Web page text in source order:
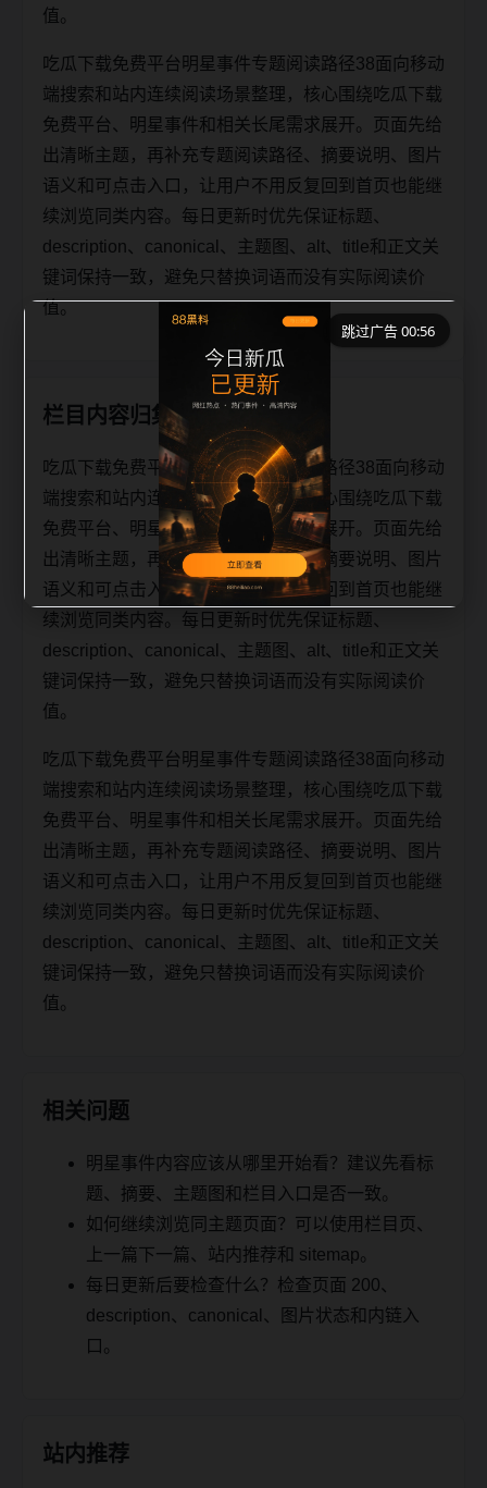
值。
吃瓜下载免费平台明星事件专题阅读路径38面向移动
端搜索和站内连续阅读场景整理，核心围绕吃瓜下载
免费平台、明星事件和相关长尾需求展开。页面先给
出清晰主题，再补充专题阅读路径、摘要说明、图片
语义和可点击入口，让用户不用反复回到首页也能继
续浏览同类内容。每日更新时优先保证标题、
description、canonical、主题图、alt、title和正文关
键词保持一致，避免只替换词语而没有实际阅读价
值。
栏目内容归集
吃瓜下载免费平台明星事件专题阅读路径38面向移动
端搜索和站内连续阅读场景整理，核心围绕吃瓜下载
免费平台、明星事件和相关长尾需求展开。页面先给
出清晰主题，再补充专题阅读路径、摘要说明、图片
语义和可点击入口，让用户不用反复回到首页也能继
续浏览同类内容。每日更新时优先保证标题、
description、canonical、主题图、alt、title和正文关
键词保持一致，避免只替换词语而没有实际阅读价
值。
吃瓜下载免费平台明星事件专题阅读路径38面向移动
端搜索和站内连续阅读场景整理，核心围绕吃瓜下载
免费平台、明星事件和相关长尾需求展开。页面先给
出清晰主题，再补充专题阅读路径、摘要说明、图片
语义和可点击入口，让用户不用反复回到首页也能继
续浏览同类内容。每日更新时优先保证标题、
description、canonical、主题图、alt、title和正文关
键词保持一致，避免只替换词语而没有实际阅读价
值。
相关问题
明星事件内容应该从哪里开始看？建议先看标
题、摘要、主题图和栏目入口是否一致。
如何继续浏览同主题页面？可以使用栏目页、
上一篇下一篇、站内推荐和 sitemap。
每日更新后要检查什么？检查页面 200、
description、canonical、图片状态和内链入
口。
站内推荐
跳过广告 00:56